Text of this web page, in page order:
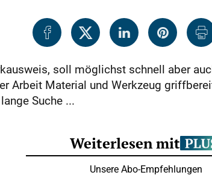
soll möglichst schnell aber
Arbeit Material und Werkzeug
Suche ...